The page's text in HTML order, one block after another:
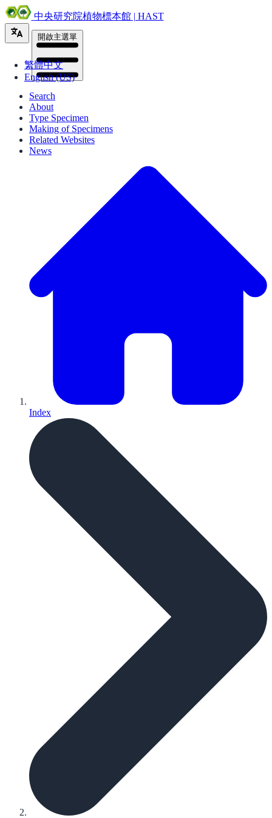
中央研究院植物標本館 | HAST
繁體中文
English (US)
開啟主選單
Search
About
Type Specimen
Making of Specimens
Related Websites
News
Index